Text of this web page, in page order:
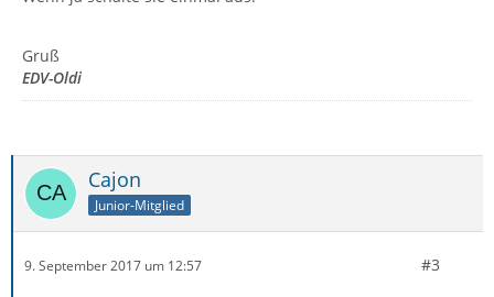
Gruß
EDV-Oldi
Cajon
Junior-Mitglied
9. September 2017 um 12:57 #3